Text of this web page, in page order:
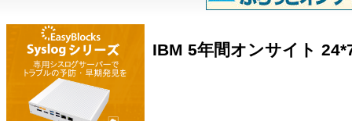
IBM 5年間オンサイト